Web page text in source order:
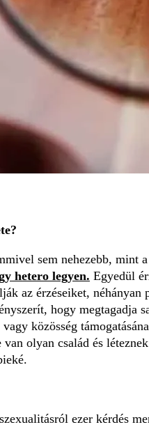
sem nehezebb, mint
hetero legyen. Egyedül
az érzéseiket,
hogy megtagadja
közösség
van olyan család és
ezer kérdés